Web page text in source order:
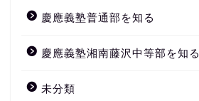
慶應義塾普通部を知る
慶應義塾湘南藤沢中等部を知る
未分類